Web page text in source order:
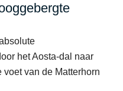
het Aosta-dal naar
voet van de Matterhorn